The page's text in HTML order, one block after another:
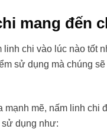
mang đến
chi vào lúc nào tốt
sử dụng mà chúng
mẽ, nấm linh chi
dụng như: